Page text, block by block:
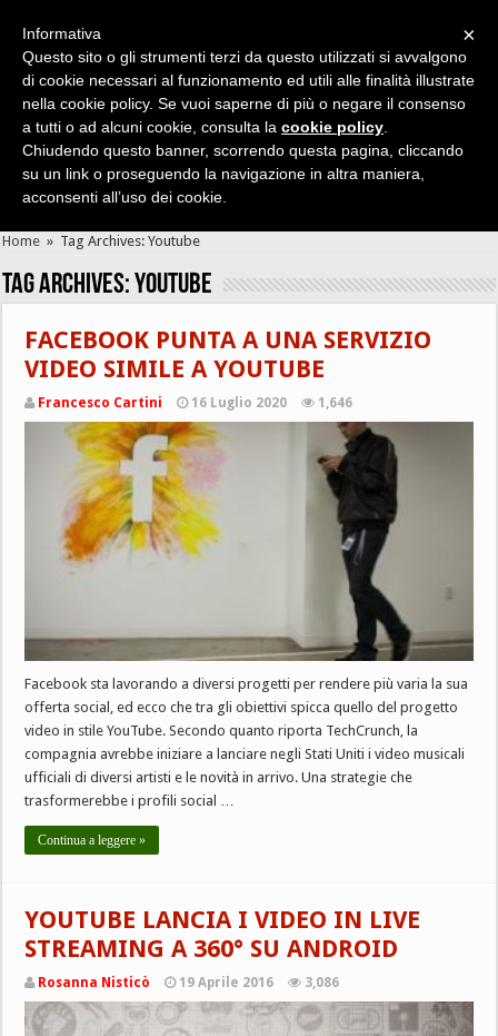
Cerca velocemente news, recensioni, guide, app, giochi ...
Home » Tag Archives: Youtube
Tag Archives:Youtube
FACEBOOK PUNTA A UNA SERVIZIO
VIDEO SIMILE A YOUTUBE
Francesco Cartini 16 Luglio 2020 1,646
Facebook sta lavorando a diversi progetti per rendere più varia la sua
offerta social, ed ecco che tra gli obiettivi spicca quello del progetto
video in stile YouTube. Secondo quanto riporta TechCrunch, la
compagnia avrebbe iniziare a lanciare negli Stati Uniti i video musicali
ufficiali di diversi artisti e le novità in arrivo. Una strategie che
trasformerebbe i profili social …
Continua a leggere »
YOUTUBE LANCIA I VIDEO IN LIVE
STREAMING A 360° SU ANDROID
Rosanna Nisticò 19 Aprile 2016 3,086
×
Informativa
Questo sito o gli strumenti terzi da questo utilizzati si avvalgono
di cookie necessari al funzionamento ed utili alle finalità illustrate
nella cookie policy. Se vuoi saperne di più o negare il consenso
a tutti o ad alcuni cookie, consulta la cookie policy
Chiudendo questo banner, scorrendo questa pagina, cliccando
su un link o proseguendo la navigazione in altra maniera,
acconsenti all’uso dei cookie.